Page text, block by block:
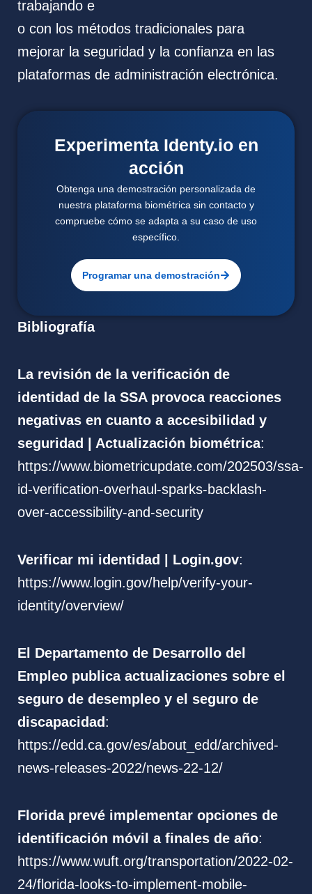
trabajando e
o con los métodos tradicionales para
mejorar la seguridad y la confianza en las
plataformas de administración electrónica.
Experimenta Identy.io en
acción
Obtenga una demostración personalizada de
nuestra plataforma biométrica sin contacto y
compruebe cómo se adapta a su caso de uso
específico.
Programar una demostración
Bibliografía
La revisión de la verificación de
identidad de la SSA provoca reacciones
negativas en cuanto a accesibilidad y
seguridad | Actualización biométrica:
https://www.biometricupdate.com/202503/ssa-
id-verification-overhaul-sparks-backlash-
over-accessibility-and-security
Verificar mi identidad | Login.gov:
https://www.login.gov/help/verify-your-
identity/overview/
El Departamento de Desarrollo del
Empleo publica actualizaciones sobre el
seguro de desempleo y el seguro de
discapacidad :
https://edd.ca.gov/es/about_edd/archived-
news-releases-2022/news-22-12/
Florida prevé implementar opciones de
identificación móvil a finales de año:
https://www.wuft.org/transportation/2022-02-
24/florida-looks-to-implement-mobile-